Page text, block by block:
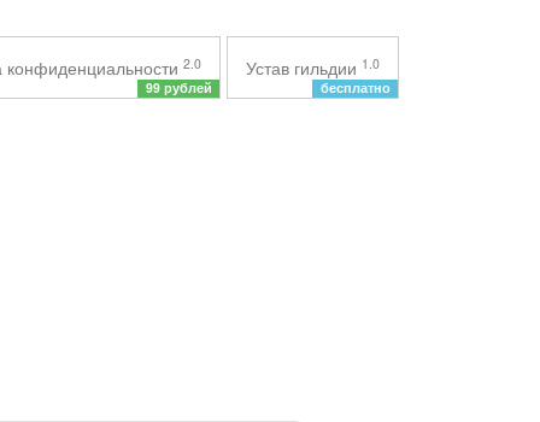
конфиденциальности 2.0
99 рублей
Устав гильдии 1.0
бесплатно